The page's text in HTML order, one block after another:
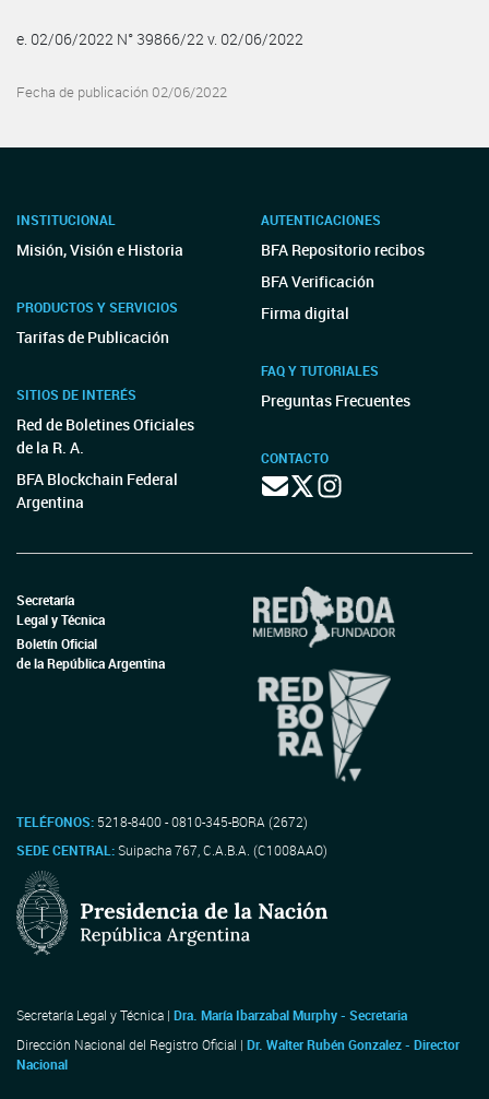
e. 02/06/2022 N° 39866/22 v. 02/06/2022
Fecha de publicación 02/06/2022
INSTITUCIONAL
Misión, Visión e Historia
PRODUCTOS Y SERVICIOS
Tarifas de Publicación
SITIOS DE INTERÉS
Red de Boletines Oficiales
de la R. A.
BFA Blockchain Federal
Argentina
AUTENTICACIONES
BFA Repositorio recibos
BFA Verificación
Firma digital
FAQ Y TUTORIALES
Preguntas Frecuentes
CONTACTO
Secretaría
Legal y Técnica
Boletín Oficial
de la República Argentina
TELÉFONOS: 5218-8400 - 0810-345-BORA (2672)
SEDE CENTRAL:Suipacha 767, C.A.B.A. (C1008AAO)
Secretaría Legal y Técnica | Dra. María Ibarzabal Murphy - Secretaria
Dirección Nacional del Registro Oficial | Dr. Walter Rubén Gonzalez - Director
Nacional